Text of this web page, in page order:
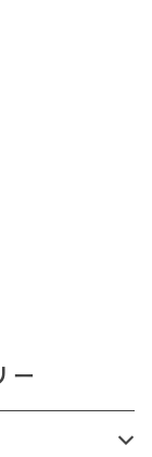
ー